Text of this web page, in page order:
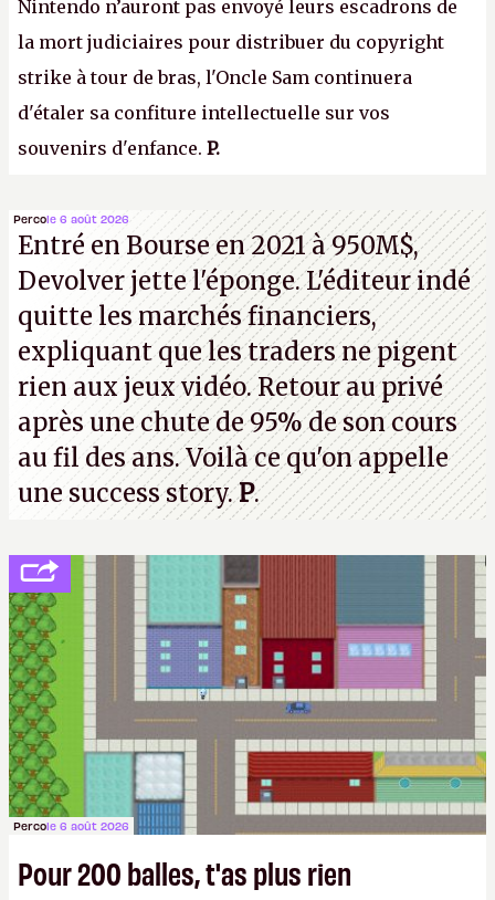
Nintendo n’auront pas envoyé leurs escadrons de
la mort judiciaires pour distribuer du copyright
strike à tour de bras, l'Oncle Sam continuera
d'étaler sa confiture intellectuelle sur vos
souvenirs d'enfance. P.
Percole 6 août 2026
Entré en Bourse en 2021 à 950M$,
Devolver jette l'éponge. L'éditeur indé
quitte les marchés financiers,
expliquant que les traders ne pigent
rien aux jeux vidéo. Retour au privé
après une chute de 95% de son cours
au fil des ans. Voilà ce qu'on appelle
une success story.P.
Percole 6 août 2026
Pour 200 balles, t'as plus rien